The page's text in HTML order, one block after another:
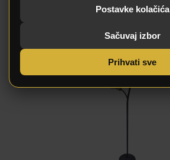
Postavke kolačića
Sačuvaj izbor
Prihvati sve